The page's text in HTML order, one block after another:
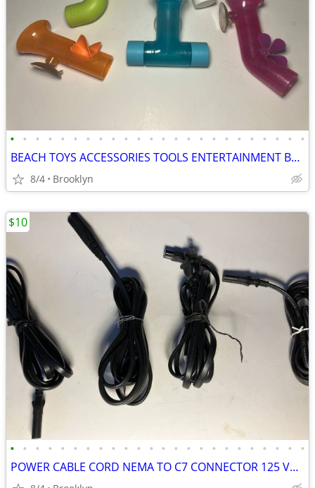
• • • • • • • • • • • • • • • • • • • • • • • •
BEACH TOYS ACCESSORIES TOOLS ENTERTAINMENT BREAKAWAY KIDS OUTDOOR FUN
8/4 Brooklyn
• • • • • • • • • • • • • • • • • • • • • • • •
POWER CABLE CORD NEMA TO C7 CONNECTOR 125 VOLT 6FT BLACK PV INSULATION
$10